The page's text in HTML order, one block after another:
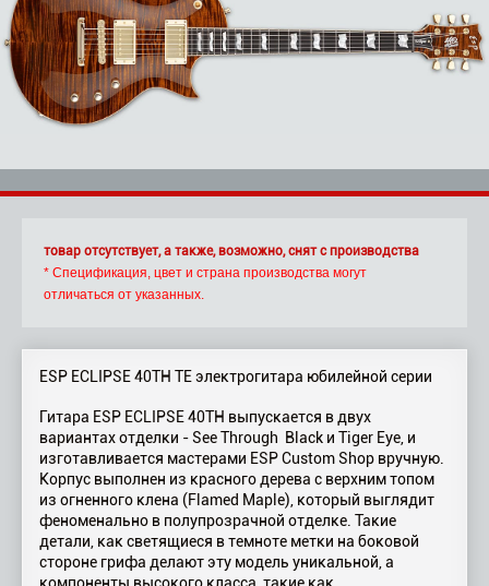
товар отсутствует, а также, возможно, снят с производства
* Спецификация, цвет и страна производства могут
отличаться от указанных.
ESP ECLIPSE 40TH TE электрогитара юбилейной серии
Гитара ESP ECLIPSE 40TH выпускается в двух
вариантах отделки - See Through Black и Tiger Eye, и
изготавливается мастерами ESP Custom Shop вручную.
Корпус выполнен из красного дерева с верхним топом
из огненного клена (Flamed Maple), который выглядит
феноменально в полупрозрачной отделке. Такие
детали, как светящиеся в темноте метки на боковой
стороне грифа делают эту модель уникальной, а